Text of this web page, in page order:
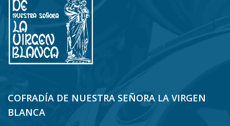
COFRADÍA DE NUESTRA SEÑORA LA VIRGEN
BLANCA